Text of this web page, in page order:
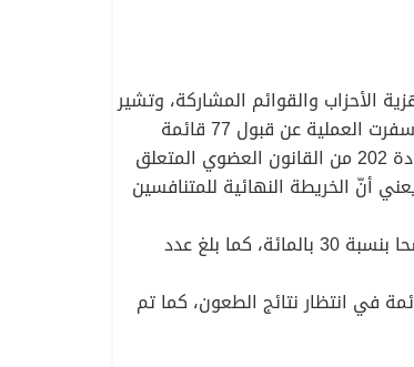
الأحزاب والقوائم المشاركة، وتشير
الحصيلة الأولية التي أعلنت عنها السلطة الوطنية المستقلة للانتخابات إلى معالجة 788 ملفا داخل الوطن تضم 10168 مترشّحا، وأسفرت العملية عن قبول 77 قائمة
مترشّحين، مقابل رفض 31 قائمة، بينها 16 قائمة لم تستوف العدد المطلوب قانونا من استمارات التوقيع الفردية وفق أحكام المادة 202 من القانون العضوي المتعلق
الطعون، ما يعني أنّ الخريطة النهائية للمتنافسين
أمّا على مستوى المترشّحين، فقد تمّ قبول 6994 مترشّحا، أي ما يعادل 70 بالمائة من إجمالي المترشّحين، مقابل رفض 3174 مترشّحا بنسبة 30 بالمائة، كما بلغ عدد
تمّت معالجة 66 ملفا تضم 528 مترشّحا، وأسفرت العملية عن قبول 10 قوائم ورفض 10 أخرى، فيما بقيت 46 قائمة في انتظار نتائج الطعون، كما تم